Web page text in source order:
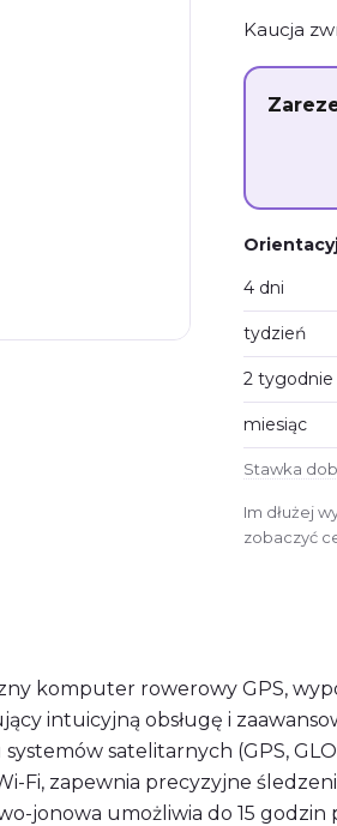
Kaucja
4 dni
tydzień
2 tygodnie
miesiąc
Stawka
Im dłużej
zobaczyć
komputer rowerowy GPS,
intuicyjną obsługę i
satelitarnych (GPS,
Fi, zapewnia precyzyjne
jonowa umożliwia do 15 godzin